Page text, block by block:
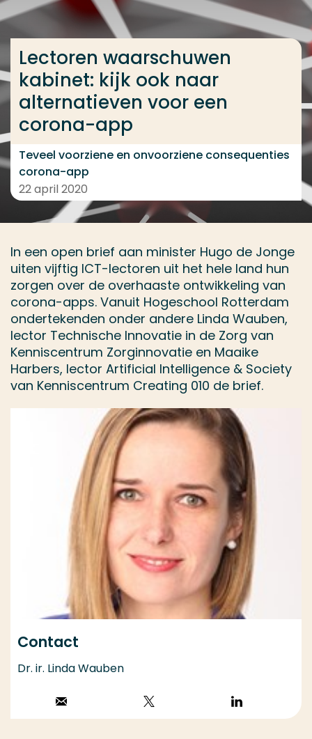
Ga direct naar de content
... > Lectoren waarschuwen kabinet: kijk ook naar
Lectoren waarschuwen
kabinet: kijk ook naar
alternatieven voor een
corona-app
Teveel voorziene en onvoorziene consequenties
corona-app
22 april 2020
In een open brief aan minister Hugo de Jonge
uiten vijftig ICT-lectoren uit het hele land hun
zorgen over de overhaaste ontwikkeling van
corona-apps. Vanuit Hogeschool Rotterdam
ondertekenden onder andere Linda Wauben,
lector Technische Innovatie in de Zorg van
Kenniscentrum Zorginnovatie en Maaike
Harbers, lector Artificial Intelligence & Society
van Kenniscentrum Creating 010 de brief.
Contact
Dr. ir. Linda Wauben
Stuur een email
LinkedIn
Veel gezocht
Opleiding
Contact